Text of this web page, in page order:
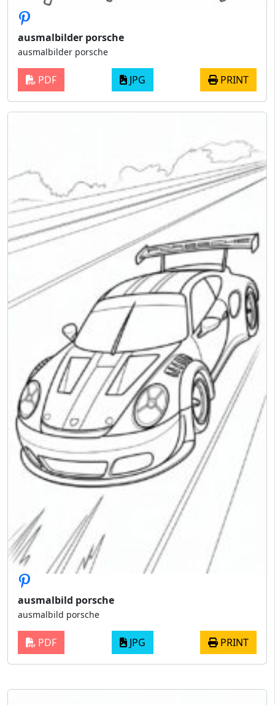
ausmalbilder porsche
ausmalbilder porsche
PDF JPG PRINT
ausmalbild porsche
ausmalbild porsche
PDF JPG PRINT